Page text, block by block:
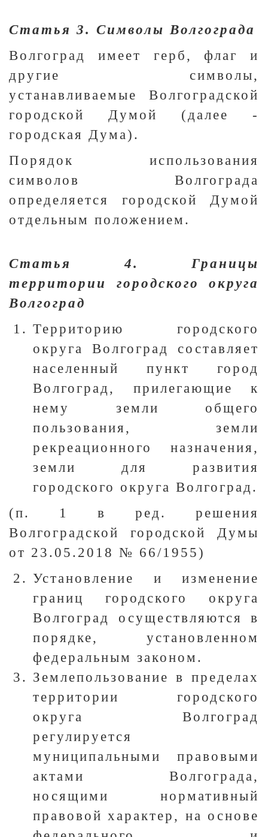
Статья 3. Символы Волгограда
Волгоград имеет герб, флаг и
другие символы,
устанавливаемые Волгоградской
городской Думой (далее -
городская Дума).
Порядок использования
символов Волгограда
определяется городской Думой
отдельным положением.
Статья 4. Границы
территории городского округа
Волгоград
Территорию городского
округа Волгоград составляет
населенный пункт город
Волгоград, прилегающие к
нему земли общего
пользования, земли
рекреационного назначения,
земли для развития
городского округа Волгоград.
(п. 1 в ред. решения
Волгоградской городской Думы
от 23.05.2018 № 66/1955)
Установление и изменение
границ городского округа
Волгоград осуществляются в
порядке, установленном
федеральным законом.
Землепользование в пределах
территории городского
округа Волгоград
регулируется
муниципальными правовыми
актами Волгограда,
носящими нормативный
правовой характер, на основе